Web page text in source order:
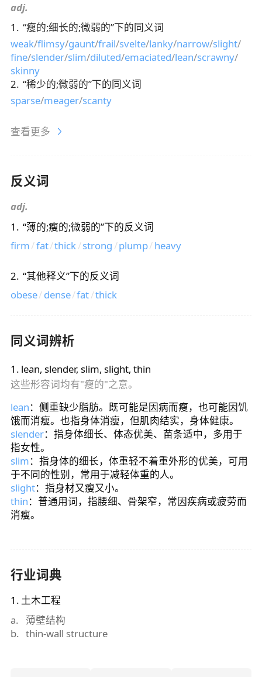
adj.
1 . “瘦的;细长的;微弱的”下的同义词
weak/flimsy/gaunt/frail/svelte/lanky/narrow/slight/
fine/slender/slim/diluted/emaciated/lean/scrawny/
skinny
2. “稀少的;微弱的”下的同义词
sparse/meager/scanty
查看更多
反义词
adj.
1 . “薄的;瘦的;微弱的”下的反义词
firm/fat/thick/strong /plump/heavy
2. “其他释义”下的反义词
obese/dense/fat/thick
同义词辨析
1 . lean, slender, slim, slight, thin
这些形容词均有"瘦的"之意。
lean：侧重缺少脂肪。既可能是因病而瘦，也可能因饥
饿而消瘦。也指身体消瘦，但肌肉结实，身体健康。
slender：指身体细长、体态优美、苗条适中，多用于
指女性。
slim：指身体的细长，体重轻不着重外形的优美，可用
于不同的性别，常用于减轻体重的人。
slight：指身材又瘦又小。
thin：普通用词，指腰细、骨架窄，常因疾病或疲劳而
消瘦。
行业词典
1 . 土木工程
a.
薄壁结构
b. thin-wall structure